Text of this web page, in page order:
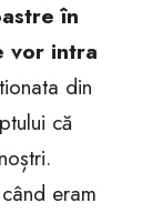
în
vor intra
din
că
eram